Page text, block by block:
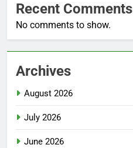
Recent Comments
No comments to show.
Archives
August 2026
July 2026
June 2026